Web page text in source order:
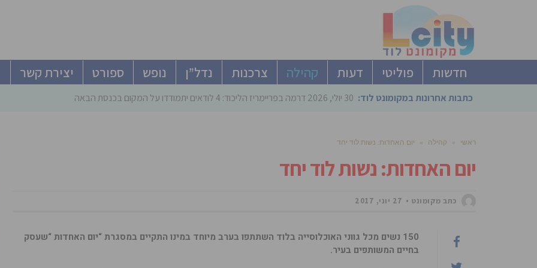
חדשות פוליטי דעות קהילה צרכנות נדל”ן נופש ספורט יצירת קשר
כתבות אחרונות במקומונט לוד: 30 יולי, 2026 דרמה בפריימריז הליכוד: 4 לודאים יתמודדו על המקום בכנסת הבאה
ראשי » קהילה » יום האחדות: נשות לוד יחד
יום האחדות: נשות לוד יחד
כתב מקומונט 27 יוני, 2017
150 נשים מכל גווני האוכלוסייה בלוד השתתפו בערב מיוחד במינו התקיים במסגרת “יום האחדות “שעסק
בחיים המשותפים בעיר.